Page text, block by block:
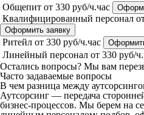
Общепит от 330 руб/ч.час
Квалифицированный персонал
Оформить заявку
Ритейл от 330 руб/ч.час
Линейный персонал от 330 руб/
Остались вопросы? Мы вам
Часто задаваемые вопросы
В чем разница между
Аутсорсинг — передача
бизнес-процессов. Мы берем на